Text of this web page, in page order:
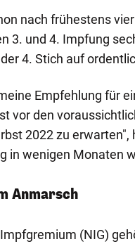
nach frühestens
3. und 4. Impfung
4. Stich auf
Empfehlung für
vor den
2022 zu
in wenigen Monaten
Anmarsch
(NIG)